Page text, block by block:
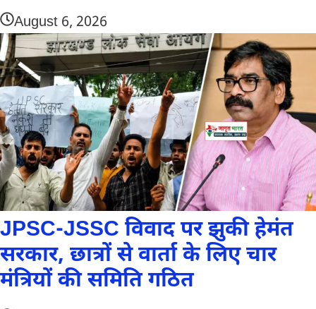
August 6, 2026
JPSC-JSSC विवाद पर झुकी हेमंत
सरकार, छात्रों से वार्ता के लिए चार
मंत्रियों की समिति गठित